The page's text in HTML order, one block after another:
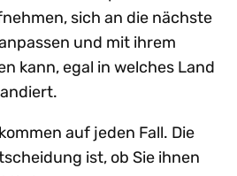
sich an die nächste
und mit ihrem
kann, egal in welches Land
auf jeden Fall. Die
ist, ob Sie ihnen